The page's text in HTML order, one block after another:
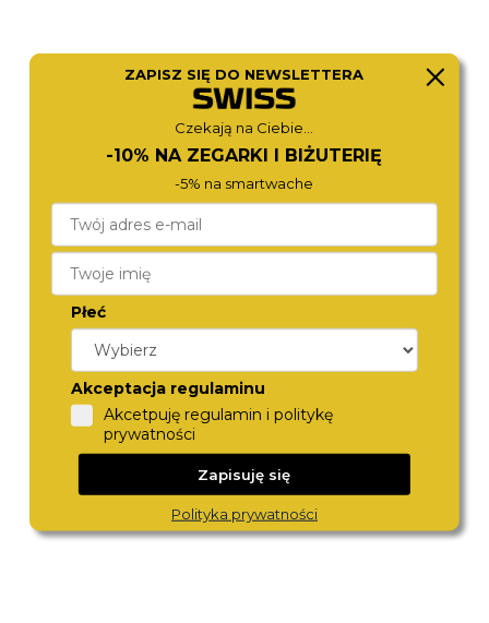
NJ0150-81L CB0010-88L
ZAPISZ SIĘ DO NEWSLETTERA
Czekają na Ciebie...
-10% NA ZEGARKI I BIŻUTERIĘ
-5% na smartwache
Płeć
Akceptacja regulaminu
Akcetpuję regulamin i politykę
prywatności
Zapisuję się
Polityka prywatności